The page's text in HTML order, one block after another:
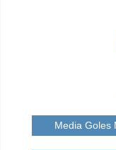
Media Goles